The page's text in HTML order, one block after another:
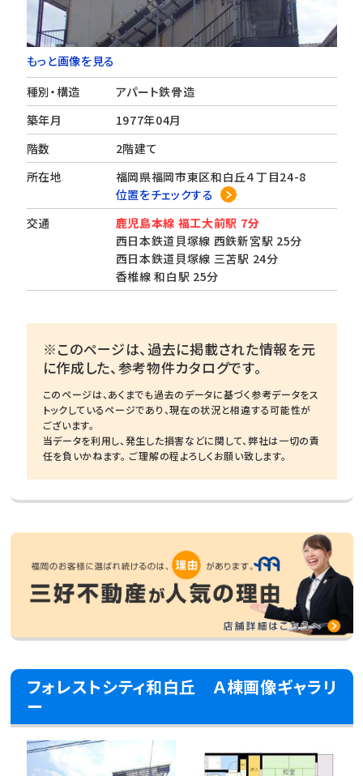
もっと画像を見る
種別・構造
アパート鉄骨造
築年月
1977年04月
階数
2階建て
所在地
福岡県福岡市東区和白丘４丁目24-8
位置をチェックする
交通
鹿児島本線 福工大前駅 7分
西日本鉄道貝塚線 西鉄新宮駅 25分
西日本鉄道貝塚線 三苫駅 24分
香椎線 和白駅 25分
※このページは、過去に掲載された情報を元
に作成した、参考物件カタログです。
このページは、あくまでも過去のデータに基づく参考データをス
トックしているページであり、現在の状況と相違する可能性が
ございます。
当データを利用し、発生した損害などに関して、弊社は一切の責
任を負いかねます。 ご理解の程よろしくお願い致します。
フォレストシティ和白丘 Ａ棟画像ギャラリ
ー